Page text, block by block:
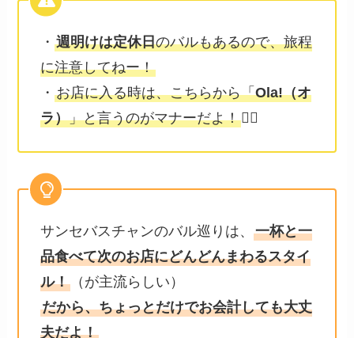
・週明けは定休日のバルもあるので、旅程
に注意してねー！
・お店に入る時は、こちらから「Ola!（オ
ラ）」と言うのがマナーだよ！🙋‍♀️
サンセバスチャンのバル巡りは、一杯と一
品食べて次のお店にどんどんまわるスタイ
ル！ （が主流らしい）
だから、ちょっとだけでお会計しても大丈
夫だよ！